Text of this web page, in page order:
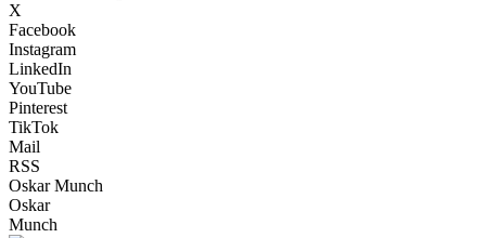
X
Facebook
Instagram
LinkedIn
YouTube
Pinterest
TikTok
Mail
RSS
Oskar Munch
Oskar
Munch